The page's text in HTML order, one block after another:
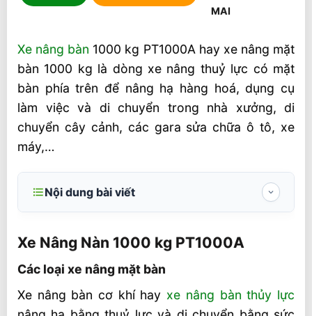
Xe nâng bàn 1000 kg PT1000A hay xe nâng mặt
bàn 1000 kg là dòng xe nâng thuỷ lực có mặt
bàn phía trên để nâng hạ hàng hoá, dụng cụ
làm việc và di chuyển trong nhà xưởng, di
chuyển cây cảnh, các gara sửa chữa ô tô, xe
máy,…
Nội dung bài viết
Các loại xe nâng mặt bàn
Thông số kỹ thuật xe nâng bàn 1000 kg
WP1000 và xe nâng bàn PT1000A
Xe Nâng Nàn 1000 kg PT1000A
Các loại xe nâng mặt bàn
Xe nâng bàn cơ khí hay xe nâng bàn thủy lực